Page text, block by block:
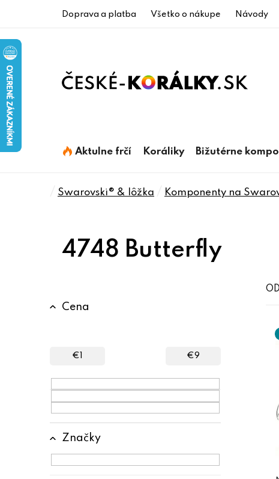
Doprava a platba Všetko o nákupe Návody
Aktulne frčí Koráliky Bižutérne
Domov
Swarovski® & lôžka Komponenty na
4748 Butterfly
B
ý
p
a
n
e
Cena
€ €9
Značky
R
d
e
p